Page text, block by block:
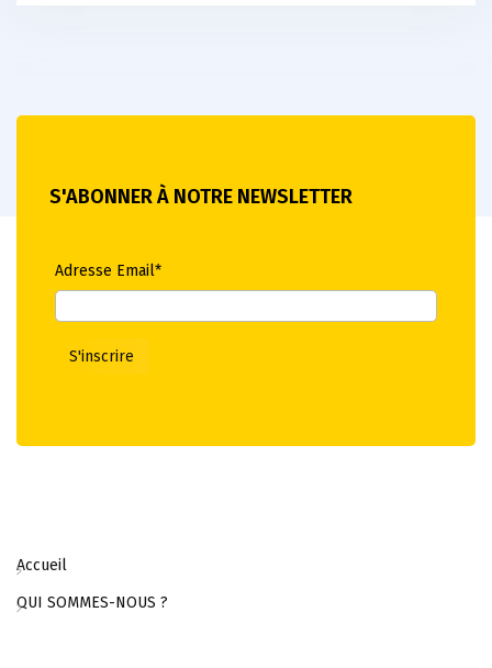
S'ABONNER À NOTRE NEWSLETTER
Adresse Email*
Accueil
QUI SOMMES-NOUS ?